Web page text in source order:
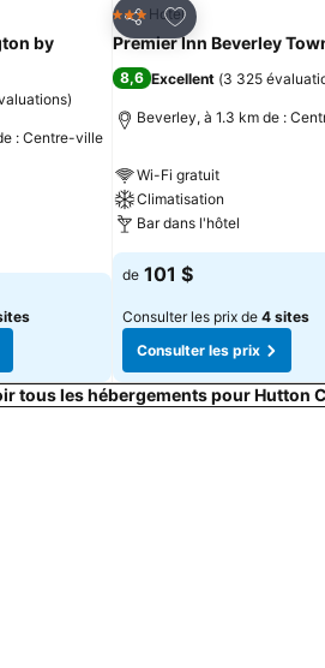
favoris
by
)
: Centre-ville
Partager
Ajouter à mes
3 ÉtoilesHotel
Premier Inn Beverley
8,6 Excellent (3 325
Beverley, à 1.3 km de :
Wi-Fi gratuit
Climatisation
Bar dans l'hôtel
de 101 $
Consulter les prix de 4 sites
Consulter les prix
tous les hébergements pour Hutton